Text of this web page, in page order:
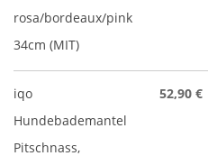
rosa/bordeaux/pink
34cm (MIT)
iqo
Hundebademantel
Pitschnass,
52,90 €